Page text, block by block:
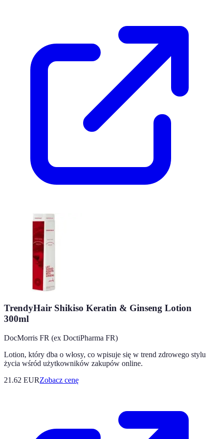
TrendyHair Shikiso Keratin & Ginseng Lotion
300ml
DocMorris FR (ex DoctiPharma FR)
Lotion, który dba o włosy, co wpisuje się w trend zdrowego stylu
życia wśród użytkowników zakupów online.
21.62 EURZobacz cenę